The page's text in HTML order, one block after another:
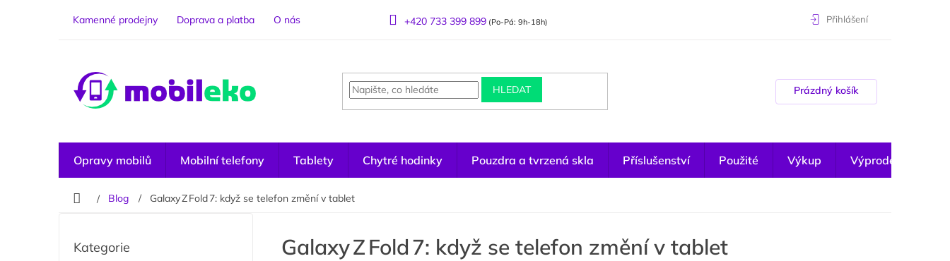
Kamenné prodejny Doprava a platba O nás +420 733 399 899(Po-Pá: 9h-18h) Přihlášení
HLEDAT Nákupní košík
Prázdný košík
Výprodej
Opravy mobilů Mobilní telefony Tablety Chytré hodinky Pouzdra a tvrzená skla Příslušenství Použité Výkup
DomůBlog Galaxy Z Fold 7: když se telefon změní v tablet
kategorie
Kategorie Galaxy Z Fold 7: když se telefon změní v tablet